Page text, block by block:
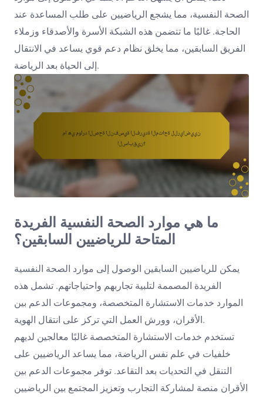
الصحة النفسية، مما يشجع الرياضيين على طلب المساعدة عند
الحاجة. غالبًا ما تتضمن هذه الشبكة الأسرة والأصدقاء وزملاء
الفريق السابقين، مما يخلق نظام دعم قوي يساعد في الانتقال
إلى الحياة بعد الرياضة.
ما هي موارد الصحة النفسية الفريدة
المتاحة للرياضيين السابقين؟
يمكن للرياضيين السابقين الوصول إلى موارد الصحة النفسية
الفريدة المصممة لتلبية تجاربهم واحتياجاتهم. تشمل هذه
الموارد خدمات الاستشارة المتخصصة، ومجموعات الدعم بين
الأقران، وورش العمل التي تركز على انتقال الهوية.
تستخدم خدمات الاستشارة المتخصصة غالبًا معالجين لديهم
خلفيات في علم نفس الرياضة، مما يساعد الرياضيين على
التنقل في التحديات بعد التقاعد. توفر مجموعات الدعم بين
الأقران منصة لمشاركة التجارب وتعزيز المجتمع بين الرياضيين